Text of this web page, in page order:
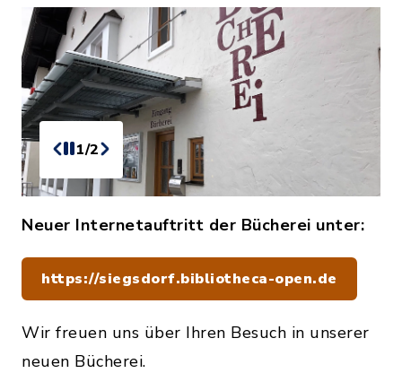
1/2
Neuer Internetauftritt der Bücherei unter:
https://siegsdorf.bibliotheca-open.de
Wir freuen uns über Ihren Besuch in unserer
neuen Bücherei.